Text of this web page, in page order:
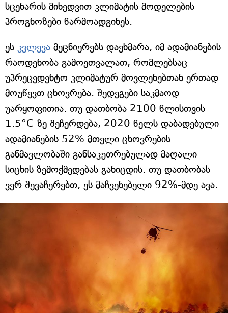
სცენარის მიხედვით კლიმატის მოდელების
პროგნოზები წარმოადგინეს.
ეს კვლევა მეცნიერებს დაეხმარა, იმ ადამიანების
რაოდენობა გამოეთვალათ, რომლებსაც
უპრეცედენტო კლიმატურ მოვლენებთან ერთად
მოუწევთ ცხოვრება. შედეგები საკმაოდ
უარყოფითია. თუ დათბობა 2100 წლისთვის
1.5°C-ზე შეჩერდება, 2020 წელს დაბადებული
ადამიანების 52% მთელი ცხოვრების
განმავლობაში განსაკუთრებულად მაღალი
სიცხის ზემოქმედებას განიცდის. თუ დათბობას
ვერ შევაჩერებთ, ეს მაჩვენებელი 92%-მდე ავა.